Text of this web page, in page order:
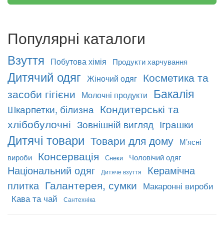
Популярні каталоги
Взуття Побутова хімія Продукти харчування
Дитячий одяг Жіночий одяг Косметика та
засоби гігієни
Молочні продукти Бакалія
Шкарпетки, білизна Кондитерські та
хлібобулочні Зовнішній вигляд Іграшки
Дитячі товари Товари для дому
М’ясні
вироби
Консервація Снеки Чоловічий одяг
Національний одяг Дитяче взуття
Керамічна
плитка Галантерея, сумки Макаронні вироби
Кава та чай
Сантехніка